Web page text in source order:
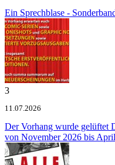
Ein Sprechblase -
3
11.07.2026
Der Vorhang wurde gelüftet
von November 2026 bis